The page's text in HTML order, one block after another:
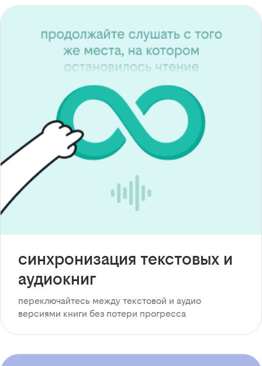
синхронизация текстовых и
аудиокниг
переключайтесь между текстовой и аудио
версиями книги без потери прогресса